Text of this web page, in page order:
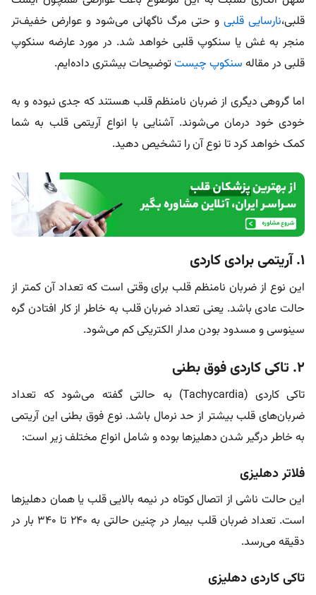
قلبی،نارسایی قلبی و حتی مرگ ناگهانی می‌شود و عوارض خفیف‌تر
منجر به غش یا سنکوپ قلبی خواهد شد. در مورد عارضه سنکوپ
قلبی در مقاله سنکوپ چیستتوضیحات بیشتری داده‌ایم.
اما گروهی دیگری از ضربان نامنظم قلب هستند که جدی نبوده و به
خودی خود درمان می‌شوند. آشنایی با انواع آریتمی قلب به شما
کمک خواهد کرد تا نوع آن را تشخیص دهید.
۱. آریتمی برادی کاردی
این نوع از ضربان نامنظم قلب برای وقتی است که تعداد آن کمتر از
حالت عادی باشد. یعنی تعداد ضربان قلب به خاطر از کار افتادن گره
سینوسی و مسدود بودن مدار الکتریکی کم می‌شود.
۲. تاکی کاردی فوق بطنی
تاکی کاردی (Tachycardia) به حالتی گفته می‌شود که تعداد
ضربان‌های قلب بیشتر از حد نرمال باشد. نوع فوق بطنی این آریتمی
به خاطر درگیر شدن دهلیز‌ها بوده و شامل انواع مختلف زیر است:
فلاتر دهلیزی
این حالت ناشی از اتصال کوتاه در نیمه بالایی قلب یا همان دهلیز‌ها
است. تعداد ضربان قلب بیمار در چنین حالتی به ۲۴۰ تا ۳۴۰ بار در
دقیقه می‌رسد.
تاکی کاردی دهلیزی